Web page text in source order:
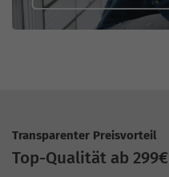
Transparenter Preisvorteil
Top-Qualität ab 299€